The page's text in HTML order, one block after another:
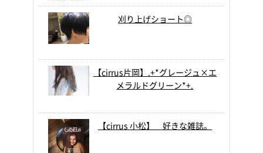
刈り上げショート◎
【cirrus片岡】.+*グレージュ×エ
メラルドグリーン*+.
【cirrus 小松】 好きな雑誌。